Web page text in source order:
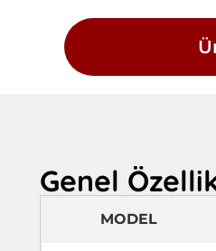
Genel
MODEL